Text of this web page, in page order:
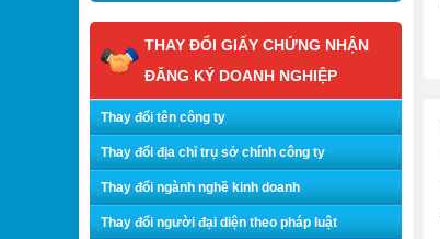
THAY ĐỔI GIẤY CHỨNG NHẬN
ĐĂNG KÝ DOANH NGHIỆP
Thay đổi tên công ty
Thay đổi địa chỉ trụ sở chính công ty
Thay đổi ngành nghề kinh doanh
Thay đổi người đại diện theo pháp luật